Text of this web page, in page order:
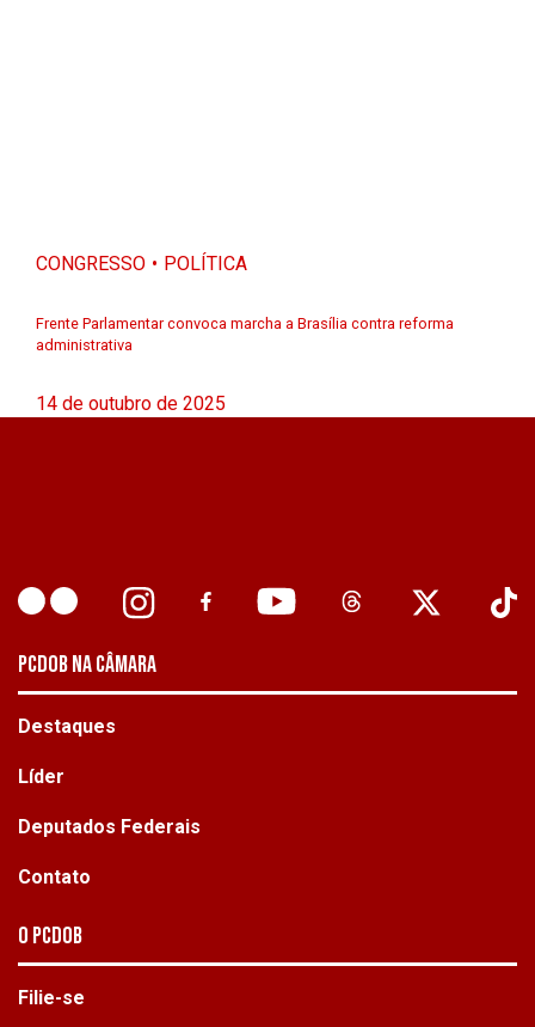
CONGRESSO POLÍTICA
Frente Parlamentar convoca marcha a Brasília contra reforma
administrativa
14 de outubro de 2025
PCDOB NA CÂMARA
Destaques
Líder
Deputados Federais
Contato
O PCdoB
Filie-se